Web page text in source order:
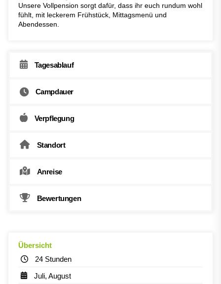
Unsere Vollpension sorgt dafür, dass ihr euch rundum wohl
fühlt, mit leckerem Frühstück, Mittagsmenü und
Abendessen.
Tagesablauf
Campdauer
Verpflegung
Standort
Anreise
Bewertungen
Übersicht
24 Stunden
Juli, August